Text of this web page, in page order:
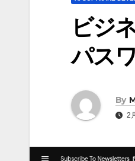
ビジ
パス
By
2